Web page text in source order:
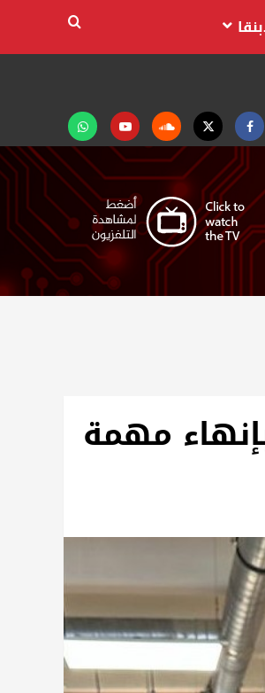
Facebook
Twitter
Soundcloud
Youtubeتابعنا
على
واتساب
مهمة